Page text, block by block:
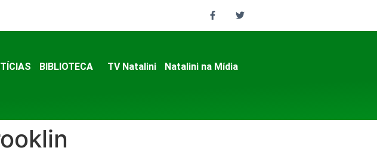
BIBLIOTECA TV Natalini
Natalini na Mídia